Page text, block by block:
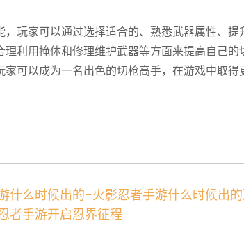
玩家可以通过选择适合的、熟悉武器属性、提
利用掩体和修理维护武器等方面来提高自己的
可以成为一名出色的切枪高手，在游戏中取得
什么时候出的-火影忍者手游什么时候出
者手游开启忍界征程